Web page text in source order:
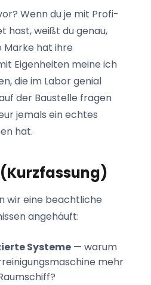
Wenn du je mit Profi-
hast, weißt du genau,
Marke hat ihre
Eigenheiten meine ich
die im Labor genial
der Baustelle fragen
jemals ein echtes
hat.
wir eine beachtliche
angehäuft:
Systeme — warum
mehr